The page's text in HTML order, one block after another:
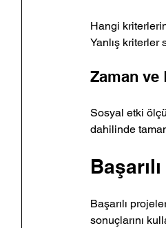
Hangi
Yanlış kriterler
Zaman ve
Sosyal etki
dahilinde
Başarılı
sonuçlarını